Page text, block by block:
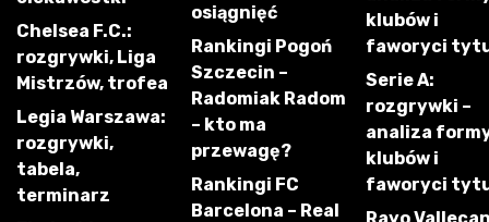
Chelsea F.C.:
rozgrywki, Liga
Mistrzów, trofea
Legia Warszawa:
rozgrywki,
tabela,
terminarz
osiągnięć
Rankingi Pogoń
Szczecin –
Radomiak Radom
– kto ma
przewagę?
Rankingi FC
Barcelona – Real
klubów i
faworyci
Serie A:
rozgrywki –
analiza
klubów i
faworyci
Rayo